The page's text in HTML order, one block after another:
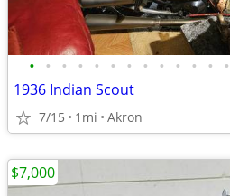
• • • • • • • • • • • • •
1936 Indian Scout
7/15 1mi Akron
$7,000